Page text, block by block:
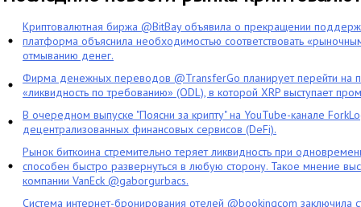
Криптовалютная биржа @BitBay объявила о прекращении
платформа объяснила необходимостью соответствовать
отмыванию денег.
Фирма денежных переводов @TransferGo планирует перейти на
«ликвидность по требованию» (ODL), в которой XRP выступает
В очередном выпуске "Поясни за крипту" на YouTube-канале
децентрализованных финансовых сервисов (DeFi).
Рынок биткоина стремительно теряет ликвидность при
способен быстро развернуться в любую сторону. Такое мнение
компании VanEck @gaborgurbacs.
Система интернет-бронирования отелей @bookingcom заключила